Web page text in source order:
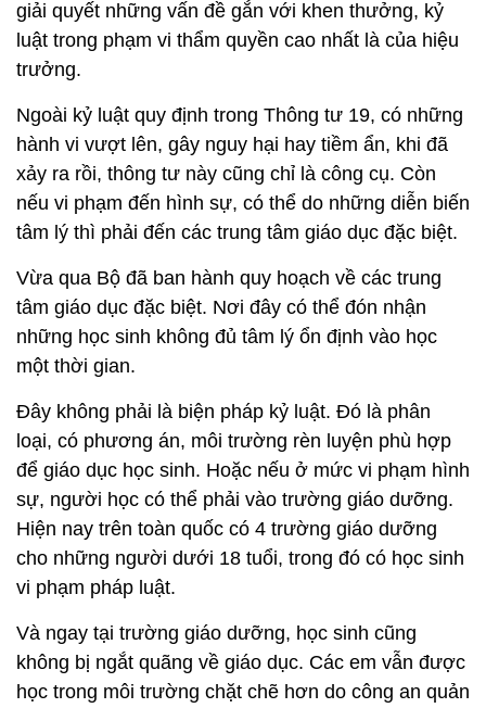
giải quyết những vấn đề gắn với khen thưởng, kỷ
luật trong phạm vi thẩm quyền cao nhất là của hiệu
trưởng.
Ngoài kỷ luật quy định trong Thông tư 19, có những
hành vi vượt lên, gây nguy hại hay tiềm ẩn, khi đã
xảy ra rồi, thông tư này cũng chỉ là công cụ. Còn
nếu vi phạm đến hình sự, có thể do những diễn biến
tâm lý thì phải đến các trung tâm giáo dục đặc biệt.
Vừa qua Bộ đã ban hành quy hoạch về các trung
tâm giáo dục đặc biệt. Nơi đây có thể đón nhận
những học sinh không đủ tâm lý ổn định vào học
một thời gian.
Đây không phải là biện pháp kỷ luật. Đó là phân
loại, có phương án, môi trường rèn luyện phù hợp
để giáo dục học sinh. Hoặc nếu ở mức vi phạm hình
sự, người học có thể phải vào trường giáo dưỡng.
Hiện nay trên toàn quốc có 4 trường giáo dưỡng
cho những người dưới 18 tuổi, trong đó có học sinh
vi phạm pháp luật.
Và ngay tại trường giáo dưỡng, học sinh cũng
không bị ngắt quãng về giáo dục. Các em vẫn được
học trong môi trường chặt chẽ hơn do công an quản